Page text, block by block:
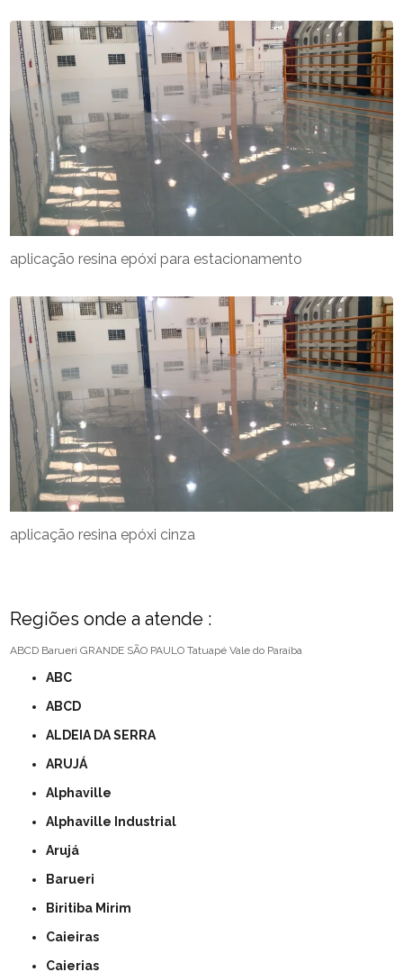
aplicação resina epóxi para estacionamento
aplicação resina epóxi cinza
Regiões onde a atende :
ABCD Barueri GRANDE SÃO PAULO Tatuapé Vale do Paraíba
ABC
ABCD
ALDEIA DA SERRA
ARUJÁ
Alphaville
Alphaville Industrial
Arujá
Barueri
Biritiba Mirim
Caieiras
Caierias